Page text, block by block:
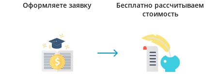
Оформляете заявку
Бесплатно рассчитываем
стоимость